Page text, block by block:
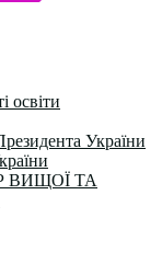
освіти
України
ВИЩОЇ ТА